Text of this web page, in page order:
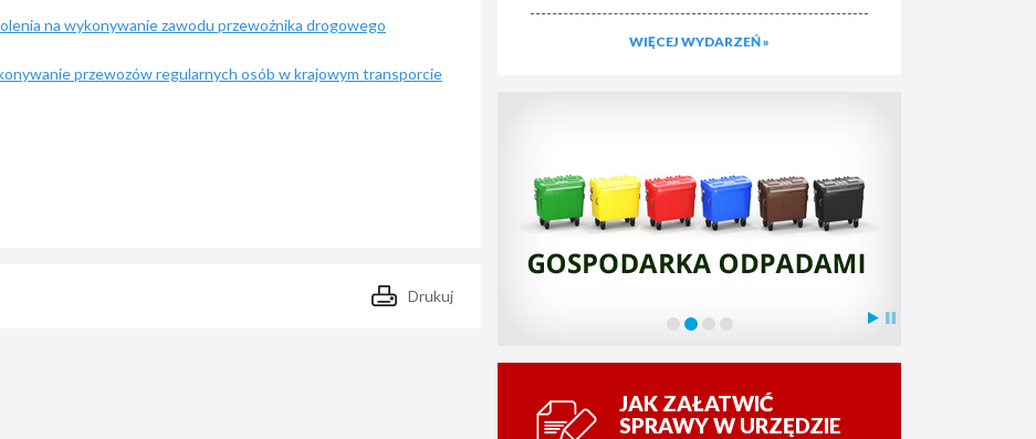
na wykonywanie zawodu przewoźnika drogowego
przewozów regularnych osób w krajowym transporcie
Drukuj
WIĘCEJ WYDARZEŃ »
JAK ZAŁATWIĆ
SPRAWY W URZĘDZIE